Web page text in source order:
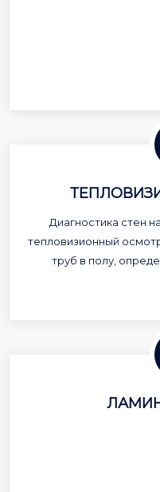
Диагностика стен
тепловизионный
труб в полу,